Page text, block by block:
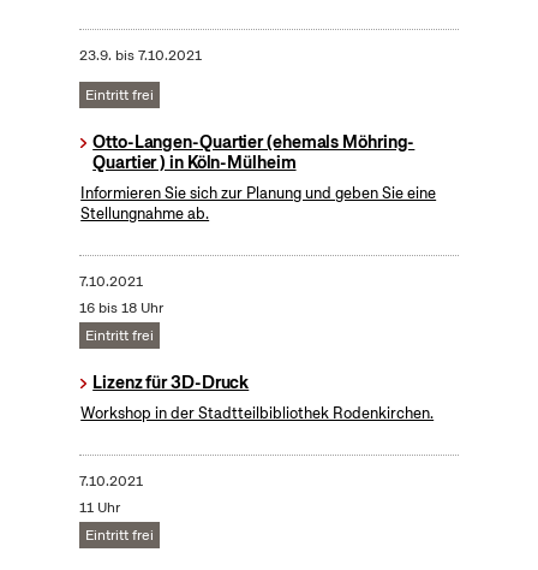
23.9. bis7.10.2021
Eintritt frei
Otto-Langen-Quartier (ehemals Möhring-
Quartier ) in Köln-Mülheim
Informieren Sie sich zur Planung und geben Sie eine
Stellungnahme ab.
7.10.2021
16 bis 18 Uhr
Eintritt frei
Lizenz für 3D-Druck
Workshop in der Stadtteilbibliothek Rodenkirchen.
7.10.2021
11 Uhr
Eintritt frei